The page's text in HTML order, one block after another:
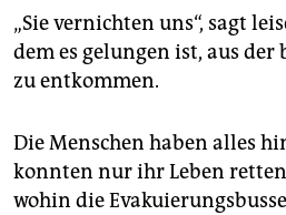
„Sie vernichten uns“, sagt
dem es gelungen ist, aus der
zu entkommen.
Die Menschen haben alles
konnten nur ihr Leben
wohin die